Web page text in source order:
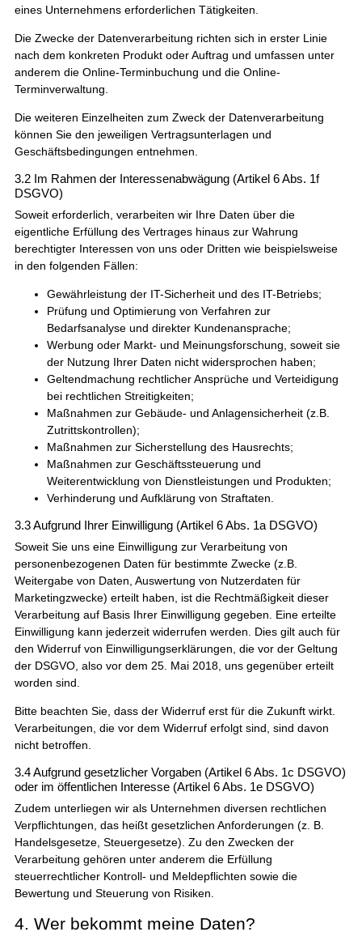
eines Unternehmens erforderlichen Tätigkeiten.
Die Zwecke der Datenverarbeitung richten sich in erster Linie
nach dem konkreten Produkt oder Auftrag und umfassen unter
anderem die Online-Terminbuchung und die Online-
Terminverwaltung.
Die weiteren Einzelheiten zum Zweck der Datenverarbeitung
können Sie den jeweiligen Vertragsunterlagen und
Geschäftsbedingungen entnehmen.
3.2 Im Rahmen der Interessenabwägung (Artikel 6 Abs. 1f
DSGVO)
Soweit erforderlich, verarbeiten wir Ihre Daten über die
eigentliche Erfüllung des Vertrages hinaus zur Wahrung
berechtigter Interessen von uns oder Dritten wie beispielsweise
in den folgenden Fällen:
Gewährleistung der IT-Sicherheit und des IT-Betriebs;
Prüfung und Optimierung von Verfahren zur
Bedarfsanalyse und direkter Kundenansprache;
Werbung oder Markt- und Meinungsforschung, soweit sie
der Nutzung Ihrer Daten nicht widersprochen haben;
Geltendmachung rechtlicher Ansprüche und Verteidigung
bei rechtlichen Streitigkeiten;
Maßnahmen zur Gebäude- und Anlagensicherheit (z.B.
Zutrittskontrollen);
Maßnahmen zur Sicherstellung des Hausrechts;
Maßnahmen zur Geschäftssteuerung und
Weiterentwicklung von Dienstleistungen und Produkten;
Verhinderung und Aufklärung von Straftaten.
3.3 Aufgrund Ihrer Einwilligung (Artikel 6 Abs. 1a DSGVO)
Soweit Sie uns eine Einwilligung zur Verarbeitung von
personenbezogenen Daten für bestimmte Zwecke (z.B.
Weitergabe von Daten, Auswertung von Nutzerdaten für
Marketingzwecke) erteilt haben, ist die Rechtmäßigkeit dieser
Verarbeitung auf Basis Ihrer Einwilligung gegeben. Eine erteilte
Einwilligung kann jederzeit widerrufen werden. Dies gilt auch für
den Widerruf von Einwilligungserklärungen, die vor der Geltung
der DSGVO, also vor dem 25. Mai 2018, uns gegenüber erteilt
worden sind.
Bitte beachten Sie, dass der Widerruf erst für die Zukunft wirkt.
Verarbeitungen, die vor dem Widerruf erfolgt sind, sind davon
nicht betroffen.
3.4 Aufgrund gesetzlicher Vorgaben (Artikel 6 Abs. 1c DSGVO)
oder im öffentlichen Interesse (Artikel 6 Abs. 1e DSGVO)
Zudem unterliegen wir als Unternehmen diversen rechtlichen
Verpflichtungen, das heißt gesetzlichen Anforderungen (z. B.
Handelsgesetze, Steuergesetze). Zu den Zwecken der
Verarbeitung gehören unter anderem die Erfüllung
steuerrechtlicher Kontroll- und Meldepflichten sowie die
Bewertung und Steuerung von Risiken.
4. Wer bekommt meine Daten?